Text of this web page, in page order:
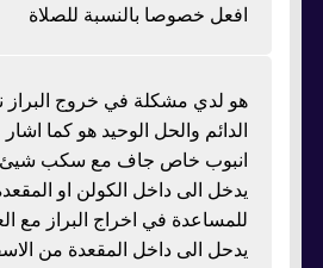
افعل خصوصا بالنسبة للصلاة
هو لدي مشكلة في خروج البراز
الدائم والحل الوحيد هو كما
انبوب خاص جاف مع سكب شيئ
يدخل الى داخل الكولن او
للمساعدة في اخراج البراز مع
يدحل الى داخل المقعدة من